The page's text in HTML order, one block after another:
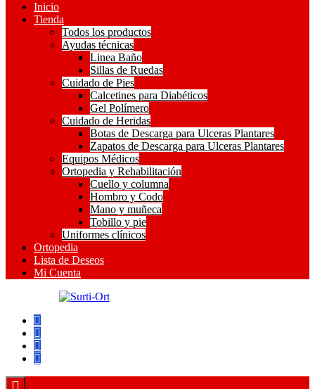
Inicio
Tienda
Todos los productos
Ayudas técnicas
Linea Baño
Sillas de Ruedas
Cuidado de Pies
Calcetines para Diabéticos
Gel Polímero
Cuidado de Heridas
Botas de Descarga para Ulceras Plantares
Zapatos de Descarga para Ulceras Plantares
Equipos Médicos
Ortopedia y Rehabilitación
Cuello y columna
Hombro y Codo
Mano y muñeca
Tobillo y pie
Uniformes clínicos
Ortopedia
Lista de Deseos
Mi Cuenta